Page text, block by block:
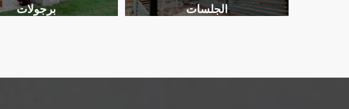
الجلسات
برجولات